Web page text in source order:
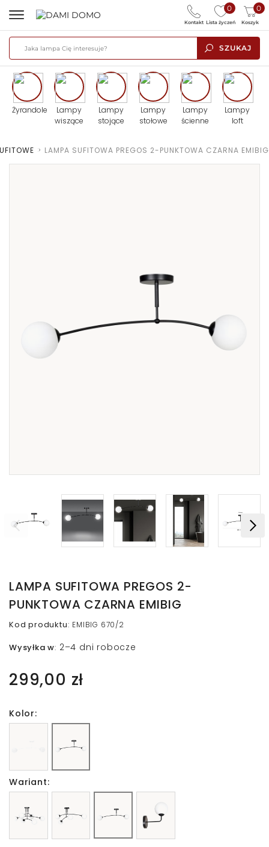
SZUKAJ
0
Lista życzeń
0
Koszyk
Kontakt
Żyrandole
Lampy
wiszące
Lampy
stojące
Lampy
stołowe
Lampy
ścienne
Lampy
loft
> LAMPA SUFITOWA PREGOS 2-PUNKTOWA CZARNA EMIBIG
LAMPA SUFITOWA PREGOS 2-
PUNKTOWA CZARNA EMIBIG
Kod produktu: EMIBIG 670/2
Wysyłka w: 2–4 dni robocze
299,00 zł
Kolor:
Wariant: